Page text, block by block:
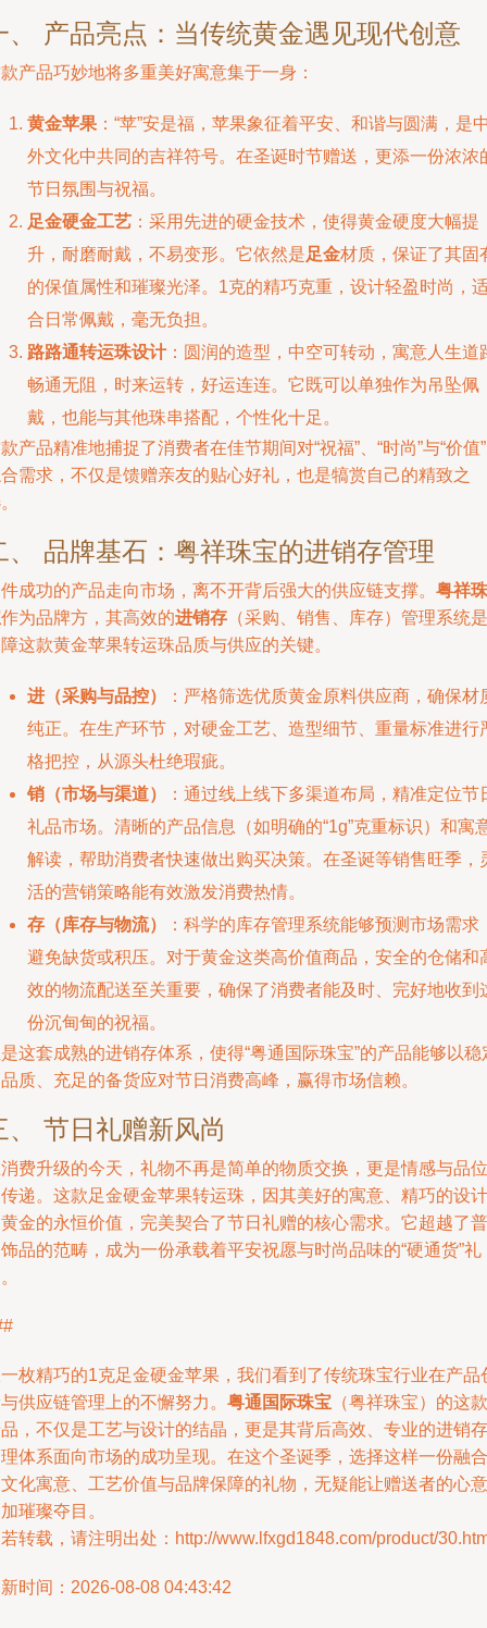
、 产品亮点：当传统黄金遇见现代创意
产品巧妙地将多重美好寓意集于一身：
黄金苹果 ：“苹”安是福，苹果象征着平安、和谐与圆满，是
外文化中共同的吉祥符号。在圣诞时节赠送，更添一份浓浓
节日氛围与祝福。
足金硬金工艺 ：采用先进的硬金技术，使得黄金硬度大幅提
升，耐磨耐戴，不易变形。它依然是足金材质，保证了其固
的保值属性和璀璨光泽。1克的精巧克重，设计轻盈时尚，
合日常佩戴，毫无负担。
路路通转运珠设计：圆润的造型，中空可转动，寓意人生道
畅通无阻，时来运转，好运连连。它既可以单独作为吊坠佩
戴，也能与其他珠串搭配，个性化十足。
产品精准地捕捉了消费者在佳节期间对“祝福”、“时尚”与“价值
需求，不仅是馈赠亲友的贴心好礼，也是犒赏自己的精致之
、 品牌基石：粤祥珠宝的进销存管理
成功的产品走向市场，离不开背后强大的供应链支撑。 粤祥珠
作为品牌方，其高效的进销存 （采购、销售、库存）管理系统是
这款黄金苹果转运珠品质与供应的关键。
进（采购与品控）
：严格筛选优质黄金原料供应商，确保材
纯正。在生产环节，对硬金工艺、造型细节、重量标准进行
格把控，从源头杜绝瑕疵。
销（市场与渠道）
：通过线上线下多渠道布局，精准定位节
礼品市场。清晰的产品信息（如明确的“1g”克重标识）和寓
解读，帮助消费者快速做出购买决策。在圣诞等销售旺季，
活的营销策略能有效激发消费热情。
存（库存与物流）
：科学的库存管理系统能够预测市场需求
避免缺货或积压。对于黄金这类高价值商品，安全的仓储和
效的物流配送至关重要，确保了消费者能及时、完好地收到
份沉甸甸的祝福。
这套成熟的进销存体系，使得“粤通国际珠宝”的产品能够以稳
质、充足的备货应对节日消费高峰，赢得市场信赖。
、 节日礼赠新风尚
费升级的今天，礼物不再是简单的物质交换，更是情感与品位
递。这款足金硬金苹果转运珠，因其美好的寓意、精巧的设计
金的永恒价值，完美契合了节日礼赠的核心需求。它超越了普
品的范畴，成为一份承载着平安祝愿与时尚品味的“硬通货”礼
枚精巧的1克足金硬金苹果，我们看到了传统珠宝行业在产品
供应链管理上的不懈努力。 粤通国际珠宝 （粤祥珠宝）的这款
，不仅是工艺与设计的结晶，更是其背后高效、专业的进销存
体系面向市场的成功呈现。在这个圣诞季，选择这样一份融合
化寓意、工艺价值与品牌保障的礼物，无疑能让赠送者的心意
璀璨夺目。
转载，请注明出处：http://www.lfxgd1848.com/product/
时间：2026-08-08 04:43:42